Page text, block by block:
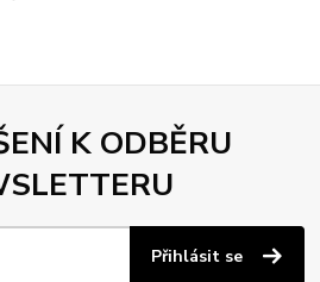
K ODBĚRU
Přihlásit se